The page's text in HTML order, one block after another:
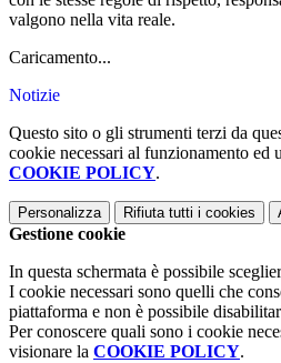
valgono nella vita reale.
Caricamento...
Notizie
Questo sito o gli strumenti terzi da
cookie necessari al funzionamento
COOKIE POLICY.
Personalizza Rifiuta tutti i cookies
Gestione cookie
In questa schermata è possibile
I cookie necessari sono quelli che
piattaforma e non è possibile
Per conoscere quali sono i cookie
visionare la COOKIE POLICY.